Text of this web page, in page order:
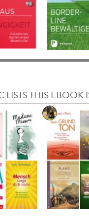
LISTS THIS EBOOK